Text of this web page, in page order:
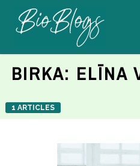
BIRKA: ELĪNA
1 ARTICLES